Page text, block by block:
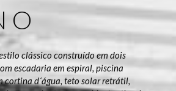
clássico construído em dois
escadaria em espiral, piscina
cortina d´água, teto solar retrátil,
O